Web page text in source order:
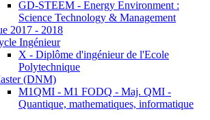
GD-STEEM - Energy Environment :
Science Technology & Management
2017 - 2018
Ingénieur
X - Diplôme d'ingénieur de l'Ecole
Polytechnique
(DNM)
M1QMI - M1 FODQ - Maj. QMI -
Quantique, mathematiques, informatique